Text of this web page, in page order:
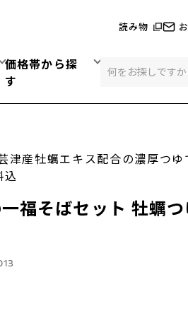
読み物
価格帯から探
す
津産牡蠣エキス配合の濃厚つゆ
込
福そばセット 牡蠣